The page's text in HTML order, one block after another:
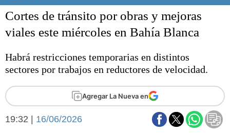
El mundo
Seguridad
Deportes
Escenario Olímpico
Liga del Sur
Fútbol
Cortes de tránsito por obras y mejoras
viales este miércoles en Bahía Blanca
Habrá restricciones temporarias en distintos
sectores por trabajos en reductores de velocidad.
Agregar La Nueva en
19:32 | 16/06/2026